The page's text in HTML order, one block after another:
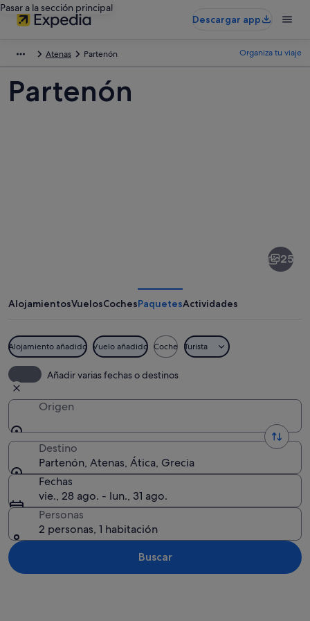
Pasar a la sección principal
Descargar app
Atenas Partenón Organiza tu viaje
Partenón
25
AlojamientosVuelosCochesPaquetesActividades
Alojamiento añadido Vuelo añadido Coche Turista
Añadir varias fechas o destinos
Origen
Destino
Partenón, Atenas, Ática, Grecia
Fechas
vie., 28 ago. - lun., 31 ago.
Personas
2 personas, 1 habitación
Buscar